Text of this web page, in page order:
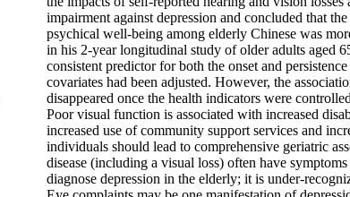
impairment against depression and concluded that
psychical well-being among elderly Chinese was
in his 2-year longitudinal study of older adults aged
consistent predictor for both the onset and
covariates had been adjusted. However, the
disappeared once the health indicators were
Poor visual function is associated with increased
increased use of community support services and
individuals should lead to comprehensive geriatric
disease (including a visual loss) often have
diagnose depression in the elderly; it is under-